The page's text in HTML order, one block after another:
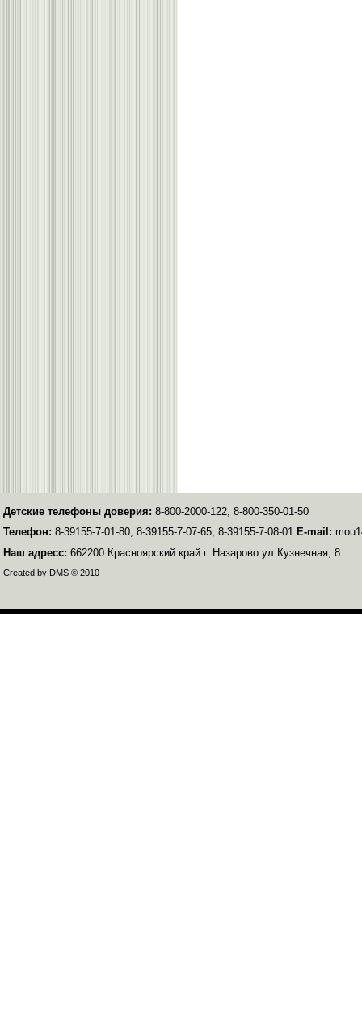
Детские телефоны доверия: 8-800-2000-122, 8-800-350-01-50
Телефон: 8-39155-7-01-80, 8-39155-7-07-65, 8-39155-7-08-01 E-mail:
Наш адресс: 662200 Красноярский край г. Назарово ул.Кузнечная, 8
Created by DMS © 2010